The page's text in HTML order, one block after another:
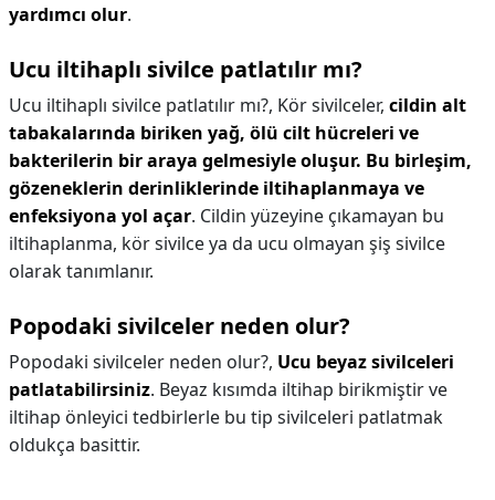
yardımcı olur.
Ucu iltihaplı sivilce patlatılır mı?
Ucu iltihaplı sivilce patlatılır mı?, Kör sivilceler, cildin alt
tabakalarında biriken yağ, ölü cilt hücreleri ve
bakterilerin bir araya gelmesiyle oluşur. Bu birleşim,
gözeneklerin derinliklerinde iltihaplanmaya ve
enfeksiyona yol açar. Cildin yüzeyine çıkamayan bu
iltihaplanma, kör sivilce ya da ucu olmayan şiş sivilce
olarak tanımlanır.
Popodaki sivilceler neden olur?
Popodaki sivilceler neden olur?, Ucu beyaz sivilceleri
patlatabilirsiniz. Beyaz kısımda iltihap birikmiştir ve
iltihap önleyici tedbirlerle bu tip sivilceleri patlatmak
oldukça basittir.